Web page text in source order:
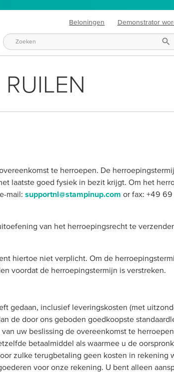
Beloningen Demonstrator
te herroepen. De
laatste goed fysiek in bezit krijgt. Om het
mail:supportnl@stampinup.com or fax: +49
van het herroepingsrecht te
hiertoe niet verplicht. Om de
voordat de herroepingstermijn is verstreken.
gedaan, inclusief leveringskosten (met
de door ons geboden goedkoopste
uw beslissing de overeenkomst te
betaalmiddel als waarmee u de
zulke terugbetaling geen kosten in rekening
voor onze rekening. U bent alleen